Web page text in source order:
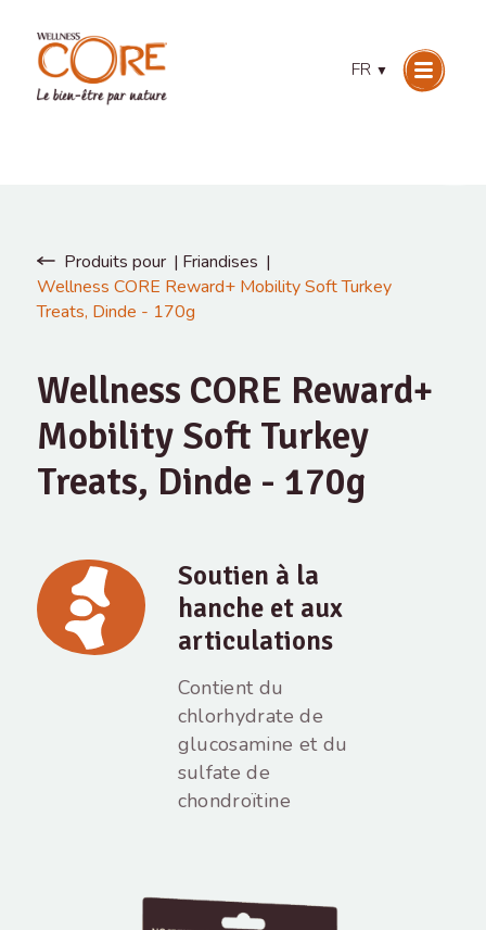
FR ▼
Produits pour
Friandises
Wellness CORE Reward+ Mobility Soft Turkey
Treats, Dinde - 170g
Wellness CORE Reward+
Mobility Soft Turkey
Treats, Dinde - 170g
Soutien à la
hanche et aux
articulations
Contient du
chlorhydrate de
glucosamine et du
sulfate de
chondroïtine